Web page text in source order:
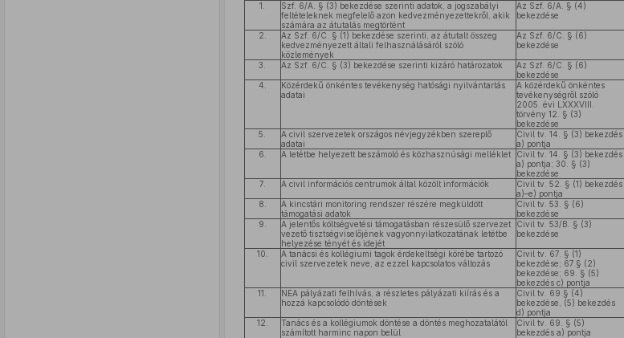
1.
Szf. 6/A. § (3) bekezdése szerinti adatok, a jogszabályi
feltételeknek megfelelő azon kedvezményezettekről, akik
számára az átutalás megtörtént
Az Szf. 6/A. § (4)
bekezdése
2.
Az Szf. 6/C. § (1) bekezdése szerinti, az átutalt összeg
kedvezményezett általi felhasználásáról szóló
közlemények
Az Szf. 6/C. § (6)
bekezdése
3. Az Szf. 6/C. § (3) bekezdése szerinti kizáró határozatok
Az Szf. 6/C. § (6)
bekezdése
4.
Közérdekű önkéntes tevékenység hatósági nyilvántartás
adatai
A közérdekű önkéntes
tevékenységről szóló
2005. évi LXXXVIII.
törvény 12. § (3)
bekezdése
5.
A civil szervezetek országos névjegyzékben szereplő
adatai
Civil tv. 14. § (3) bekezdés
a) pontja
6. A letétbe helyezett beszámoló és közhasznúsági melléklet
Civil tv. 14. § (3) bekezdés
a) pontja; 30. § (3)
bekezdése
7. A civil információs centrumok által közölt információk
Civil tv. 52. § (1) bekezdés
a)–e) pontja
8.
A kincstári monitoring rendszer részére megküldött
támogatási adatok
Civil tv. 53. § (6)
bekezdése
9.
A jelentős költségvetési támogatásban részesülő szervezet
vezető tisztségviselőjének vagyonnyilatkozatának letétbe
helyezése tényét és idejét
Civil tv. 53/B. § (3)
bekezdése
10.
A tanácsi és kollégiumi tagok érdekeltségi körébe tartozó
civil szervezetek neve, az ezzel kapcsolatos változás
Civil tv. 67. § (1)
bekezdése; 67.§ (2)
bekezdése; 69. § (5)
bekezdés c) pontja
11.
NEA pályázati felhívás, a részletes pályázati kiírás és a
hozzá kapcsolódó döntések
Civil tv. 69.§ (4)
bekezdése, (5) bekezdés
d) pontja
12.
Tanács és a kollégiumok döntése a döntés meghozatalától
számított harminc napon belül
Civil tv. 69. § (5)
bekezdés a) pontja